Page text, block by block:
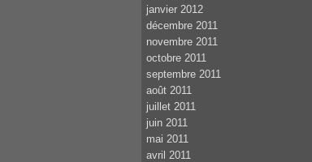
janvier 2012
décembre 2011
novembre 2011
octobre 2011
septembre 2011
août 2011
juillet 2011
juin 2011
mai 2011
avril 2011